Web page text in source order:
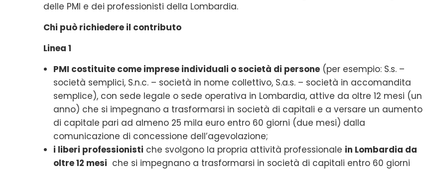
delle PMI e dei professionisti della Lombardia.
Chi può richiedere il contributo
Linea 1
PMI costituite come imprese individuali o società di persone (per esempio: S.s. –
società semplici, S.n.c. – società in nome collettivo, S.a.s. – società in accomandita
semplice), con sede legale o sede operativa in Lombardia, attive da oltre 12 mesi (un
anno) che si impegnano a trasformarsi in società di capitali e a versare un aumento
di capitale pari ad almeno 25 mila euro entro 60 giorni (due mesi) dalla
comunicazione di concessione dell’agevolazione;
i liberi professionisti che svolgono la propria attività professionale in Lombardia da
oltre 12 mesi che si impegnano a trasformarsi in società di capitali entro 60 giorni